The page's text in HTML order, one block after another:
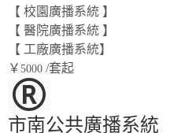
【 校園廣播系統 】
【 醫院廣播系統 】
【 工廠廣播系統】
￥ 5000 /套起
市南公共廣播系統